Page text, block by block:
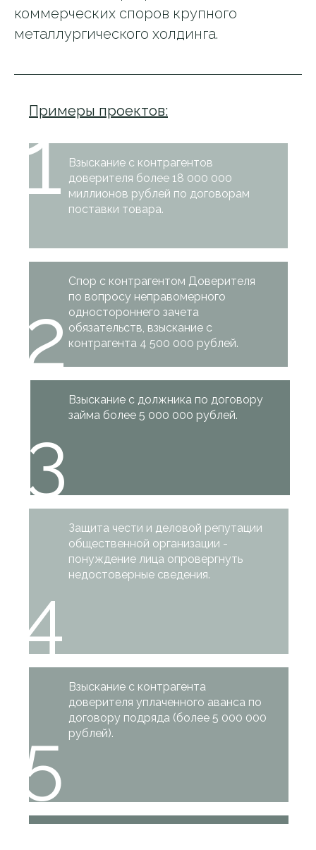
коммерческих споров крупного
металлургического холдинга.
Взыскание с контрагентов
доверителя более 18 000 000
миллионов рублей по договорам
поставки товара.
1
Взыскание с должника по договору
займа более 5 000 000 рублей.
3
5
Взыскание с контрагента
доверителя уплаченного аванса по
договору подряда (более 5 000 000
рублей).
Спор с контрагентом Доверителя
по вопросу неправомерного
одностороннего зачета
обязательств, взыскание с
контрагента 4 500 000 рублей.
4
2
Защита чести и деловой репутации
общественной организации -
понуждение лица опровергнуть
недостоверные сведения.
Примеры проектов: